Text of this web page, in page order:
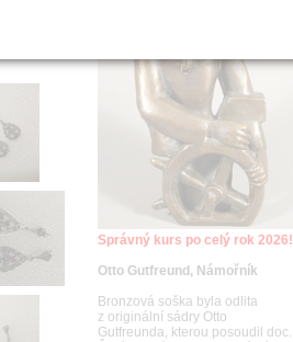
Správný kurs po celý rok 2026!
Otto Gutfreund, Námořník
Bronzová soška byla odlita
z originální sádry Otto
Gutfreunda, kterou posoudil doc.